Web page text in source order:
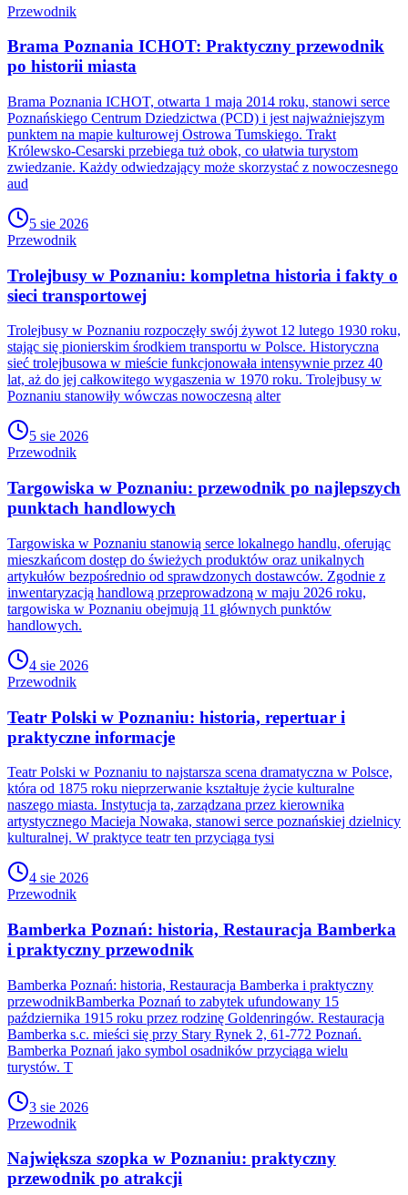
Przewodnik
Brama Poznania ICHOT: Praktyczny przewodnik
po historii miasta
Brama Poznania ICHOT, otwarta 1 maja 2014 roku, stanowi serce
Poznańskiego Centrum Dziedzictwa (PCD) i jest najważniejszym
punktem na mapie kulturowej Ostrowa Tumskiego. Trakt
Królewsko-Cesarski przebiega tuż obok, co ułatwia turystom
zwiedzanie. Każdy odwiedzający może skorzystać z nowoczesnego
aud
5 sie 2026
Przewodnik
Trolejbusy w Poznaniu: kompletna historia i fakty o
sieci transportowej
Trolejbusy w Poznaniu rozpoczęły swój żywot 12 lutego 1930 roku,
stając się pionierskim środkiem transportu w Polsce. Historyczna
sieć trolejbusowa w mieście funkcjonowała intensywnie przez 40
lat, aż do jej całkowitego wygaszenia w 1970 roku. Trolejbusy w
Poznaniu stanowiły wówczas nowoczesną alter
5 sie 2026
Przewodnik
Targowiska w Poznaniu: przewodnik po najlepszych
punktach handlowych
Targowiska w Poznaniu stanowią serce lokalnego handlu, oferując
mieszkańcom dostęp do świeżych produktów oraz unikalnych
artykułów bezpośrednio od sprawdzonych dostawców. Zgodnie z
inwentaryzacją handlową przeprowadzoną w maju 2026 roku,
targowiska w Poznaniu obejmują 11 głównych punktów
handlowych.
4 sie 2026
Przewodnik
Teatr Polski w Poznaniu: historia, repertuar i
praktyczne informacje
Teatr Polski w Poznaniu to najstarsza scena dramatyczna w Polsce,
która od 1875 roku nieprzerwanie kształtuje życie kulturalne
naszego miasta. Instytucja ta, zarządzana przez kierownika
artystycznego Macieja Nowaka, stanowi serce poznańskiej dzielnicy
kulturalnej. W praktyce teatr ten przyciąga tysi
4 sie 2026
Przewodnik
Bamberka Poznań: historia, Restauracja Bamberka
i praktyczny przewodnik
Bamberka Poznań: historia, Restauracja Bamberka i praktyczny
przewodnikBamberka Poznań to zabytek ufundowany 15
października 1915 roku przez rodzinę Goldenringów. Restauracja
Bamberka s.c. mieści się przy Stary Rynek 2, 61-772 Poznań.
Bamberka Poznań jako symbol osadników przyciąga wielu
turystów. T
3 sie 2026
Przewodnik
Największa szopka w Poznaniu: praktyczny
przewodnik po atrakcji